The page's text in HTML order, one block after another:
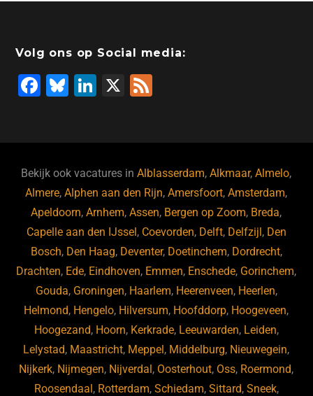
Volg ons op Social media:
F
b
o
o
k
Bl
ky
Li
dI
n
X
Bekijk ook vacatures inAlblasserdam,Alkmaar,Almelo,
Almere,Alphen aan den Rijn,Amersfoort,Amsterdam,
Apeldoorn,Arnhem,Assen, Bergen op Zoom, Breda,
Capelle aan den IJssel , Coevorden, Delft, Delfzijl , Den
Bosch, Den Haag, Deventer, Doetinchem, Dordrecht,
Drachten, Ede, Eindhoven, Emmen, Enschede, Gorinchem,
Gouda, Groningen, Haarlem, Heerenveen, Heerlen,
Helmond, Hengelo, Hilversum, Hoofddorp, Hoogeveen,
Hoogezand, Hoorn, Kerkrade, Leeuwarden, Leiden,
Lelystad, Maastricht, Meppel , Middelburg, Nieuwegein,
Nijkerk, Nijmegen, Nijverdal , Oosterhout, Oss, Roermond,
Roosendaal , Rotterdam, Schiedam, Sittard, Sneek,